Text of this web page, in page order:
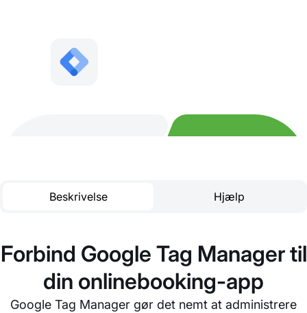
Beskrivelse Hjælp
Forbind Google Tag Manager til
din onlinebooking-app
Google Tag Manager gør det nemt at administrere